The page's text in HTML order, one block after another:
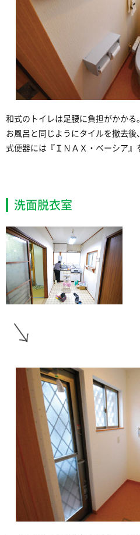
和式のトイレは足腰に負担がかかる
お風呂と同じようにタイルを撤去
式便器には『ＩＮＡＸ・ベーシア』
洗面脱衣室